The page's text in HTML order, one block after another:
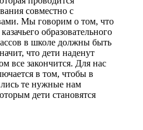
совместно с
Мы говорим о том, что
образовательного
в школе должны быть
что дети наденут
все закончится. Для нас
в том, чтобы в
те нужные нам
дети становятся